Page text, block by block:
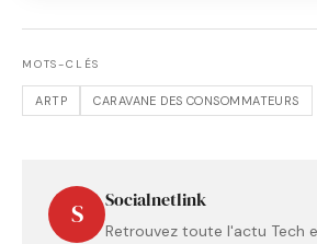
MOTS-CLÉS
ARTP CARAVANE DES CONSOMMATEURS
S Socialnetlink
Retrouvez toute l'actu Tech